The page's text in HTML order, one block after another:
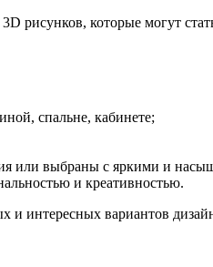
рисунков, которые могут
спальне, кабинете;
или выбраны с яркими и
и креативностью.
и интересных вариантов